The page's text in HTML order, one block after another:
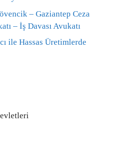
– Gaziantep Ceza
– İş Davası Avukatı
ile Hassas Üretimlerde